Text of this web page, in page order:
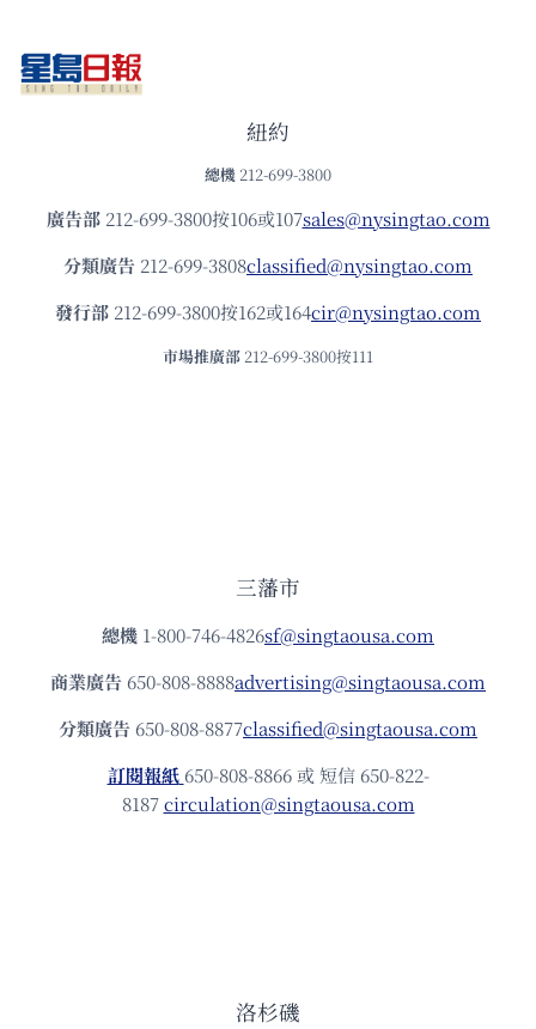
紐約
總機 212-699-3800
廣告部212-699-3800按106或107sales@nysingtao.com
分類廣告 212-699-3808classified@nysingtao.com
發⾏部 212-699-3800按162或164cir@nysingtao.com
市場推廣部 212-699-3800按111
三藩市
總機 1-800-746-4826sf@singtaousa.com
商業廣告 650-808-8888advertising@singtaousa.com
分類廣告 650-808-8877classified@singtaousa.com
訂閱報紙 650-808-8866 或 短信 650-822-
8187circulation@singtaousa.com
洛杉磯